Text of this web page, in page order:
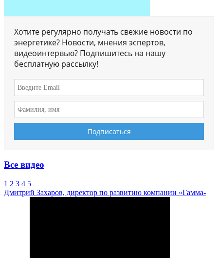
Хотите регулярно получать свежие новости по
энергетике? Новости, мнения эспертов,
видеоинтервью? Подпишитесь на нашу
бесплатную рассылку!
Все видео
1 2 3 4 5
Дмитрий Захаров, директор по развитию компании «Гамма-